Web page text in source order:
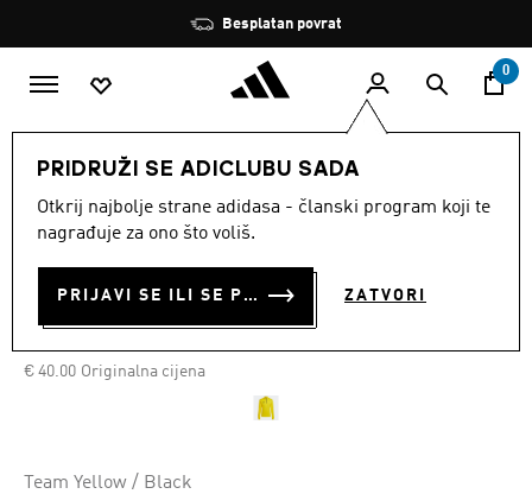
Zaustavi
rotaciju
Besplatan povrat
0
PRIDRUŽI SE ADICLUBU SADA
Otkrij najbolje strane adidasa - članski program koji te
nagrađuje za ono što voliš.
PRIJAVI SE ILI SE PRIDRUŽI SADA ZATVORI
GORNJI DIO ZA TRENING
ENTRADA 22
Originalna cijena
Cijena umanjena od
€ 40.00za
Team Yellow / Black